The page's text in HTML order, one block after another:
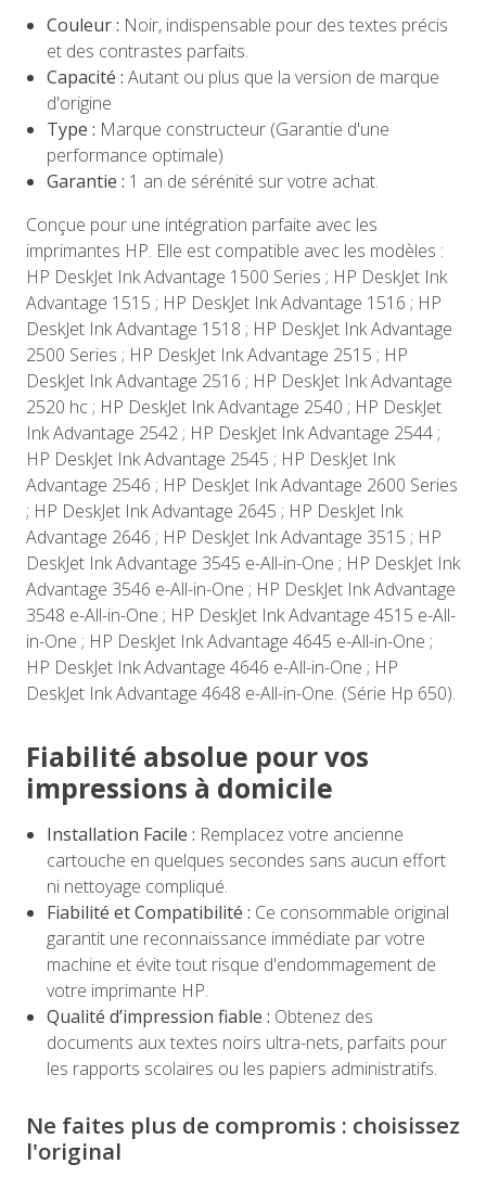
Couleur : Noir, indispensable pour des textes précis
et des contrastes parfaits.
Capacité : Autant ou plus que la version de marque
d'origine
Type : Marque constructeur (Garantie d'une
performance optimale)
Garantie : 1 an de sérénité sur votre achat.
Conçue pour une intégration parfaite avec les
imprimantes HP. Elle est compatible avec les modèles :
HP DeskJet Ink Advantage 1500 Series ; HP DeskJet Ink
Advantage 1515 ; HP DeskJet Ink Advantage 1516 ; HP
DeskJet Ink Advantage 1518 ; HP DeskJet Ink Advantage
2500 Series ; HP DeskJet Ink Advantage 2515 ; HP
DeskJet Ink Advantage 2516 ; HP DeskJet Ink Advantage
2520 hc ; HP DeskJet Ink Advantage 2540 ; HP DeskJet
Ink Advantage 2542 ; HP DeskJet Ink Advantage 2544 ;
HP DeskJet Ink Advantage 2545 ; HP DeskJet Ink
Advantage 2546 ; HP DeskJet Ink Advantage 2600 Series
; HP DeskJet Ink Advantage 2645 ; HP DeskJet Ink
Advantage 2646 ; HP DeskJet Ink Advantage 3515 ; HP
DeskJet Ink Advantage 3545 e-All-in-One ; HP DeskJet Ink
Advantage 3546 e-All-in-One ; HP DeskJet Ink Advantage
3548 e-All-in-One ; HP DeskJet Ink Advantage 4515 e-All-
in-One ; HP DeskJet Ink Advantage 4645 e-All-in-One ;
HP DeskJet Ink Advantage 4646 e-All-in-One ; HP
DeskJet Ink Advantage 4648 e-All-in-One. (Série Hp 650).
Fiabilité absolue pour vos
impressions à domicile
Installation Facile : Remplacez votre ancienne
cartouche en quelques secondes sans aucun effort
ni nettoyage compliqué.
Fiabilité et Compatibilité : Ce consommable original
garantit une reconnaissance immédiate par votre
machine et évite tout risque d'endommagement de
votre imprimante HP.
Qualité d’impression fiable : Obtenez des
documents aux textes noirs ultra-nets, parfaits pour
les rapports scolaires ou les papiers administratifs.
Ne faites plus de compromis : choisissez
l'original